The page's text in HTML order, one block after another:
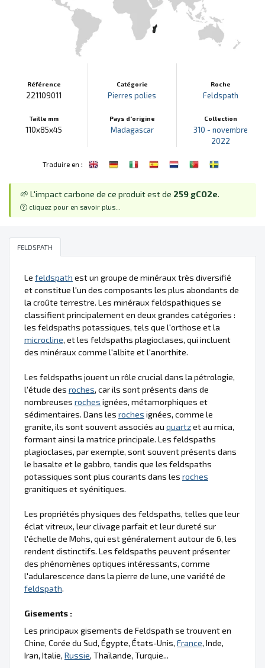
Référence
221109011
Taille mm
110x85x45
Catégorie
Pierres polies
Pays d'origine
Madagascar
Roche
Feldspath
Collection
310 - novembre
2022
Traduire en :
🌱 L'impact carbone de ce produit est de 259 gCO2e.
cliquez pour en savoir plus...
FELDSPATH
Le feldspath est un groupe de minéraux très diversifié
et constitue l'un des composants les plus abondants de
la croûte terrestre. Les minéraux feldspathiques se
classifient principalement en deux grandes catégories :
les feldspaths potassiques, tels que l'orthose et la
microcline, et les feldspaths plagioclases, qui incluent
des minéraux comme l'albite et l'anorthite.
Les feldspaths jouent un rôle crucial dans la pétrologie,
l'étude des roches, car ils sont présents dans de
nombreuses roches ignées, métamorphiques et
sédimentaires. Dans les roches ignées, comme le
granite, ils sont souvent associés au quartzet au mica,
formant ainsi la matrice principale. Les feldspaths
plagioclases, par exemple, sont souvent présents dans
le basalte et le gabbro, tandis que les feldspaths
potassiques sont plus courants dans les roches
granitiques et syénitiques.
Les propriétés physiques des feldspaths, telles que leur
éclat vitreux, leur clivage parfait et leur dureté sur
l'échelle de Mohs, qui est généralement autour de 6, les
rendent distinctifs. Les feldspaths peuvent présenter
des phénomènes optiques intéressants, comme
l'adularescence dans la pierre de lune, une variété de
feldspath.
Gisements :
Les principaux gisements de Feldspath se trouvent en
Chine, Corée du Sud, Égypte, États-Unis, France, Inde,
Iran, Italie, Russie, Thaïlande, Turquie...